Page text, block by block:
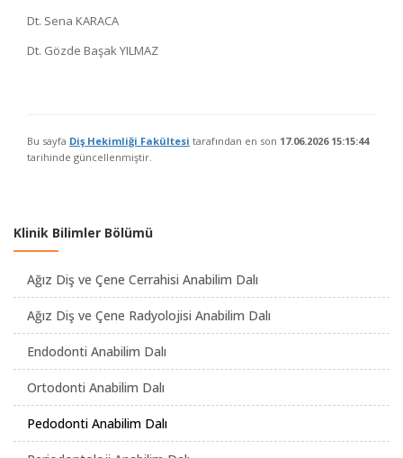
Dt. Sena KARACA
Dt. Gözde Başak YILMAZ
Bu sayfa Diş Hekimliği Fakültesi tarafından en son 17.06.2026 15:15:44
tarihinde güncellenmiştir.
Klinik Bilimler Bölümü
Ağız Diş ve Çene Cerrahisi Anabilim Dalı
Ağız Diş ve Çene Radyolojisi Anabilim Dalı
Endodonti Anabilim Dalı
Ortodonti Anabilim Dalı
Pedodonti Anabilim Dalı